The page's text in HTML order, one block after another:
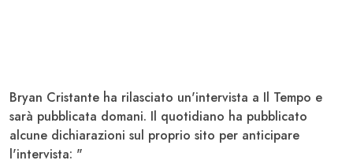
Bryan Cristante ha rilasciato un'intervista a Il Tempo e
sarà pubblicata domani. Il quotidiano ha pubblicato
alcune dichiarazioni sul proprio sito per anticipare
l'intervista: "